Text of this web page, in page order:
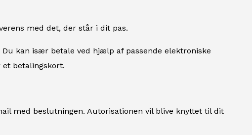
med det, der står i dit pas.
Du kan især betale ved hjælp af passende elektroniske
et betalingskort.
med beslutningen. Autorisationen vil blive knyttet til dit